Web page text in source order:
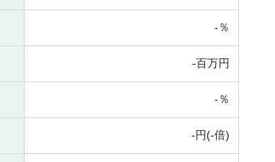
-％
-百万円
-％
-円(-倍)